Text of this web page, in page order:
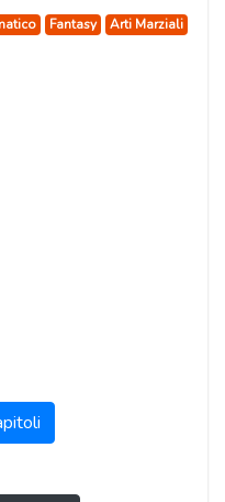
Fantasy
Arti Marziali